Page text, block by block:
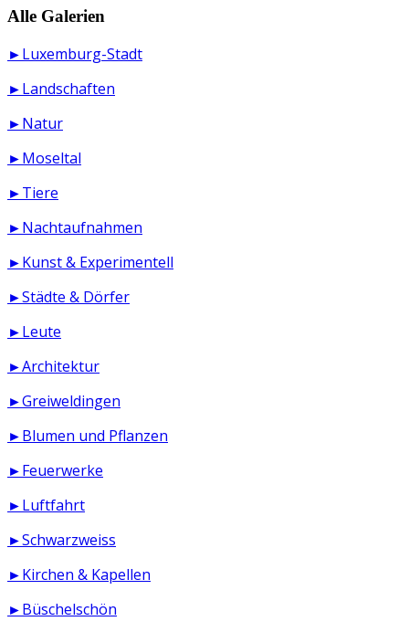
Alle Galerien
►Luxemburg-Stadt
►Landschaften
►Natur
►Moseltal
►Tiere
►Nachtaufnahmen
►Kunst & Experimentell
►Städte & Dörfer
►Leute
►Architektur
►Greiweldingen
►Blumen und Pflanzen
►Feuerwerke
►Luftfahrt
►Schwarzweiss
►Kirchen & Kapellen
►Büschelschön